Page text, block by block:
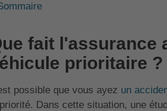
fait l'assurance
prioritaire ?
possible que vous ayez un
Dans cette situation, une